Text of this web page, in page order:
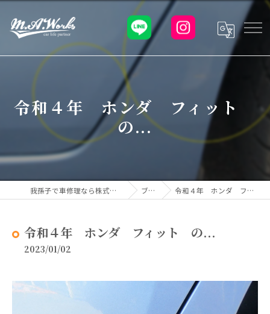
令和４年 ホンダ フィット
の...
我孫子で車修理なら株式会社M.A.Works ブログ 令和４年 ホンダ フィット の...
令和４年 ホンダ フィット の...
2023/01/02